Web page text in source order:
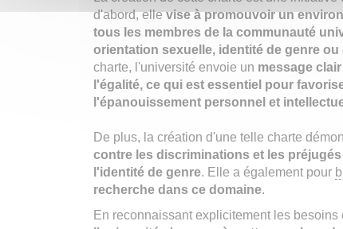
d'abord, ellevise à promouvoir un
tous les membres de la communauté
orientation sexuelle, identité de genre
charte, l'université envoie un message
l'égalité, ce qui est essentiel pour
l'épanouissement personnel et
De plus, la création d'une telle charte
contre les discriminations et les
l'identité de genre. Elle a également pour
recherche dans ce domaine.
En reconnaissant explicitement les